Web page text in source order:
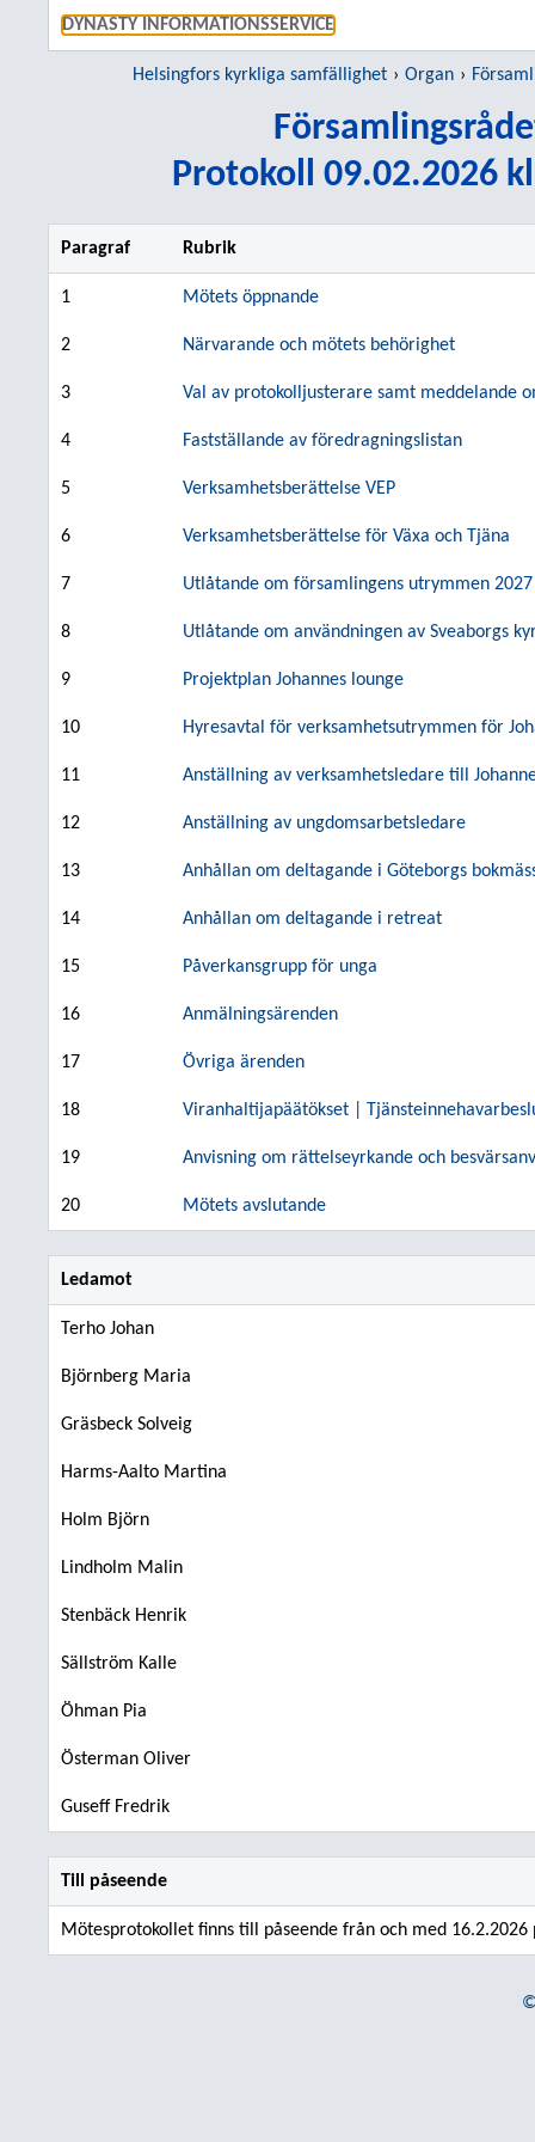
DYNASTY INFORMATIONSSERVICE
Helsingfors kyrkliga samfällighet Organ
Protokoll 09.02.2026
Paragraf Rubrik
1 Mötets öppnande
2 Närvarande och mötets behörighet
3 Val av protokolljusterare samt meddelande
4 Fastställande av föredragningslistan
5 Verksamhetsberättelse VEP
6 Verksamhetsberättelse för Växa och Tjäna
7 Utlåtande om församlingens utrymmen 2027
8 Utlåtande om användningen av Sveaborgs
9 Projektplan Johannes lounge
10 Hyresavtal för verksamhetsutrymmen för
11 Anställning av verksamhetsledare till
12 Anställning av ungdomsarbetsledare
13 Anhållan om deltagande i Göteborgs
14 Anhållan om deltagande i retreat
15 Påverkansgrupp för unga
16 Anmälningsärenden
17 Övriga ärenden
18 Viranhaltijapäätökset |
19 Anvisning om rättelseyrkande och
20 Mötets avslutande
Ledamot
Terho Johan
Björnberg Maria
Gräsbeck Solveig
Harms-Aalto Martina
Holm Björn
Lindholm Malin
Stenbäck Henrik
Sällström Kalle
Öhman Pia
Österman Oliver
Guseff Fredrik
Till påseende
Mötesprotokollet finns till påseende från och med